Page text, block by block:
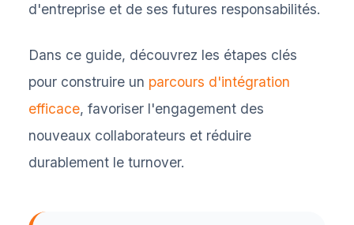
d'entreprise et de ses futures responsabilités.
Dans ce guide, découvrez les étapes clés
pour construire un parcours d'intégration
efficace, favoriser l'engagement des
nouveaux collaborateurs et réduire
durablement le turnover.